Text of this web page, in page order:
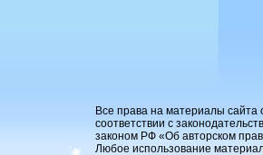
Все права на материалы сайта
соответствии с
законом РФ «Об авторском
Любое использование